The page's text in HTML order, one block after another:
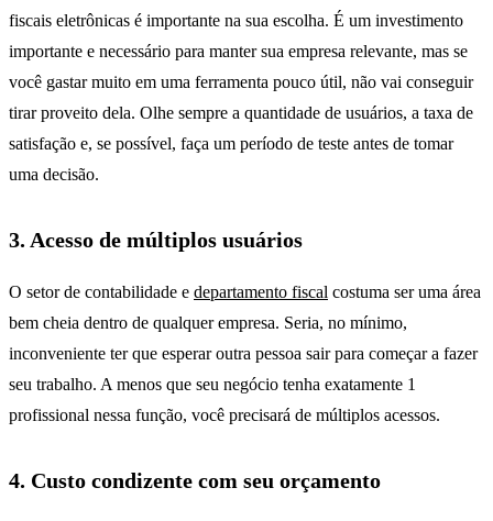
fiscais eletrônicas é importante na sua escolha. É um investimento
importante e necessário para manter sua empresa relevante, mas se
você gastar muito em uma ferramenta pouco útil, não vai conseguir
tirar proveito dela. Olhe sempre a quantidade de usuários, a taxa de
satisfação e, se possível, faça um período de teste antes de tomar
uma decisão.
3. Acesso de múltiplos usuários
O setor de contabilidade e departamento fiscal costuma ser uma área
bem cheia dentro de qualquer empresa. Seria, no mínimo,
inconveniente ter que esperar outra pessoa sair para começar a fazer
seu trabalho. A menos que seu negócio tenha exatamente 1
profissional nessa função, você precisará de múltiplos acessos.
4. Custo condizente com seu orçamento